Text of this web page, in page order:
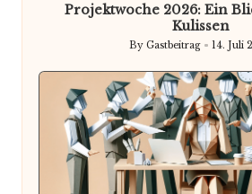
Projektwoche 2026: Ein
Kulissen
Posted
By Gastbeitrag 14. Juli